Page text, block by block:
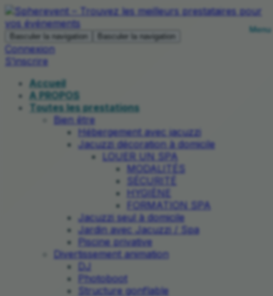
Basculer la navigation Basculer la navigation
Connexion
S’inscrire
Accueil
A PROPOS
Toutes les prestations
Bien être
Hébergement avec jacuzzi
Jacuzzi décoration à domicile
LOUER UN SPA
MODALITÉS
SÉCURITÉ
HYGIÈNE
FORMATION SPA
Jacuzzi seul à domicile
Jardin avec Jacuzzi / Spa
Piscine privative
Divertissement animation
DJ
Photoboot
Structure gonflable